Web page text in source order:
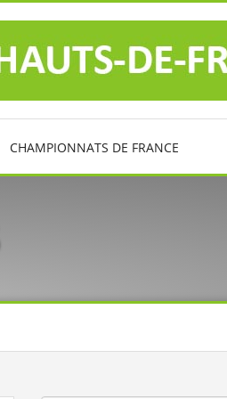
CHAMPIONNATS DE FRANCE